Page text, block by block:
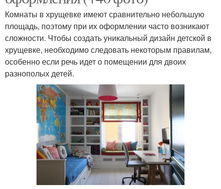
Комнаты в хрущевке имеют сравнительно небольшую
площадь, поэтому при их оформлении часто возникают
сложности. Чтобы создать уникальный дизайн детской в
хрущевке, необходимо следовать некоторым правилам,
особенно если речь идет о помещении для двоих
разнополых детей.